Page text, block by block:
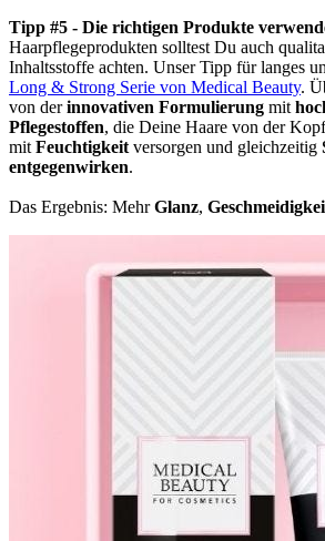
Tipp #5 - Die richtigen Produkte
Haarpflegeprodukten solltest Du auch
Inhaltsstoffe achten. Unser Tipp für langes
Long & Strong Serie von Medical Beauty.
von derinnovativen Formulierung mit
Pflegestoffen, die Deine Haare von der
mit Feuchtigkeit versorgen und gleichzeitig
entgegenwirken.
Das Ergebnis: MehrGlanz,